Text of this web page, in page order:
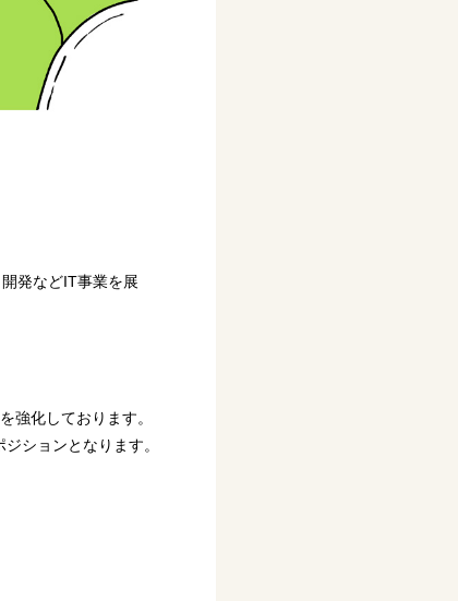
発などIT事業を展
強化しております。
ションとなります。